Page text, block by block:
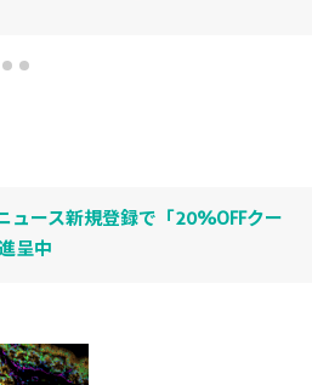
ュース新規登録で「20%OFFクー
呈中